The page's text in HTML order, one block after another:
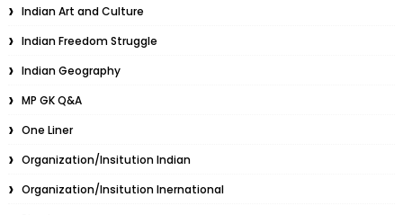
Indian Art and Culture
Indian Freedom Struggle
Indian Geography
MP GK Q&A
One Liner
Organization/Insitution Indian
Organization/Insitution Inernational